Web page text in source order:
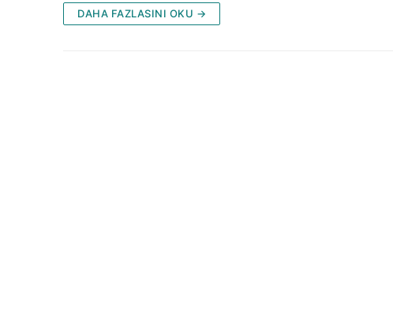
DAHA FAZLASINI OKU →